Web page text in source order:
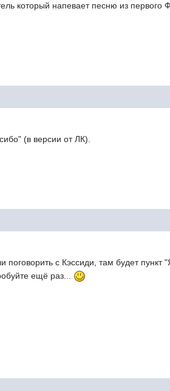
который напевает песню из первого
(в версии от ЛК).
с Кэссиди, там будет пункт
ещё раз...